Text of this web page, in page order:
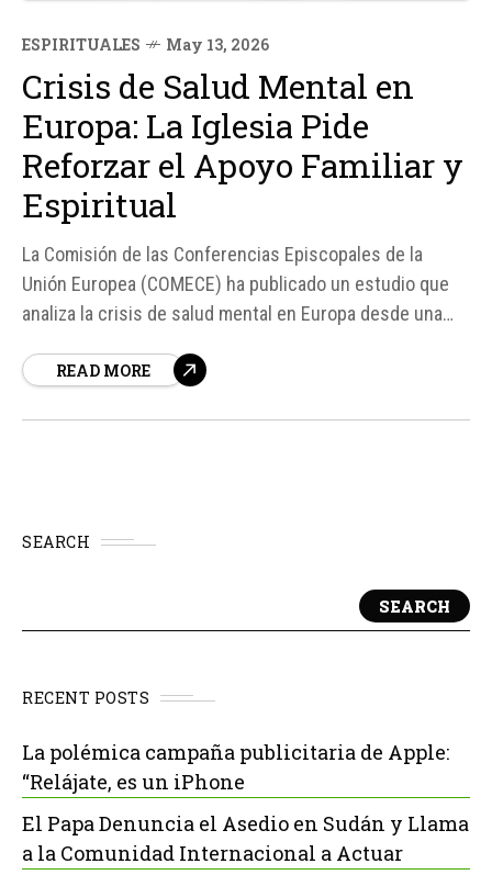
ESPIRITUALES May 13, 2026
Crisis de Salud Mental en
Europa: La Iglesia Pide
Reforzar el Apoyo Familiar y
Espiritual
La Comisión de las Conferencias Episcopales de la
Unión Europea (COMECE) ha publicado un estudio que
analiza la crisis de salud mental en Europa desde una
titulado Mental Health in Europe – A Call for Care,
READ MORE
SEARCH
SEARCH
RECENT POSTS
La polémica campaña publicitaria de Apple:
“Relájate, es un iPhone
El Papa Denuncia el Asedio en Sudán y Llama
a la Comunidad Internacional a Actuar